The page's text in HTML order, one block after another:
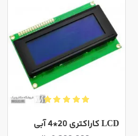
LCD کاراکتری 20*4 آبی